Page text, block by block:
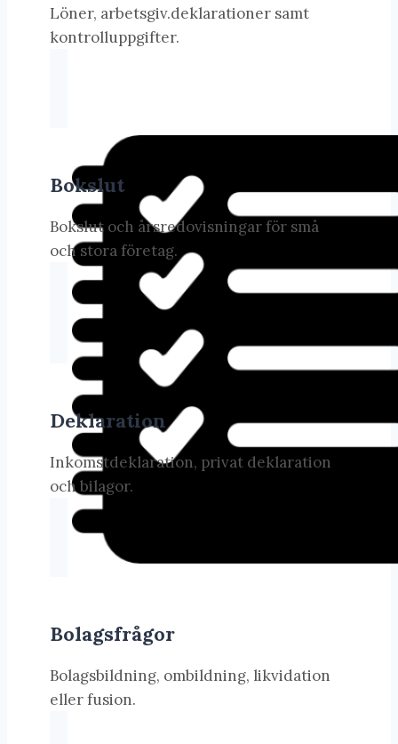
Löner, arbetsgiv.deklarationer samt
kontrolluppgifter.
Bokslut
Bokslut och årsredovisningar för små
och stora företag.
Deklaration
Inkomstdeklaration, privat deklaration
och bilagor.
Bolagsfrågor
Bolagsbildning, ombildning, likvidation
eller fusion.